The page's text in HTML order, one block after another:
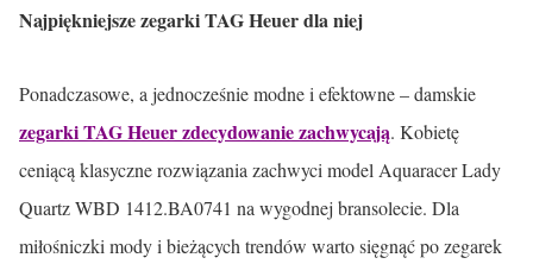
Najpiękniejsze zegarki TAG Heuer dla niej
Ponadczasowe, a jednocześnie modne i efektowne – damskie
zegarki TAG Heuer zdecydowanie zachwycają. Kobietę
ceniącą klasyczne rozwiązania zachwyci model Aquaracer Lady
Quartz WBD 1412.BA0741 na wygodnej bransolecie. Dla
miłośniczki mody i bieżących trendów warto sięgnąć po zegarek